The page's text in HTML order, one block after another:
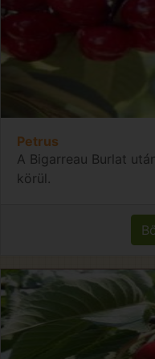
Petrus
A Bigarreau Burlat
körül.